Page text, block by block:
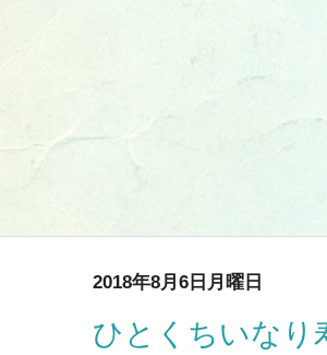
2018年8月6日月曜日
ひとくちいなり